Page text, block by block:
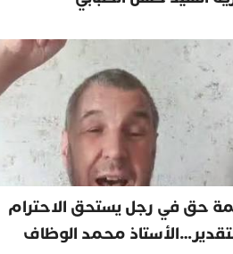
حق في رجل يستحق الاحترام
محمد الوظاف